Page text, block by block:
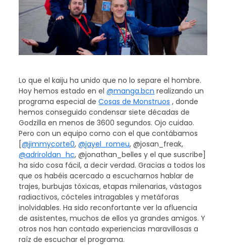
Lo que el kaiju ha unido que no lo separe el hombre.
Hoy hemos estado en el@manga.bcn realizando un
programa especial deCosas de Monstruos , donde
hemos conseguido condensar siete décadas de
Godzilla en menos de 3600 segundos. Ojo cuidao.
Pero con un equipo como con el que contábamos
[@jimmycorte0,@jayel_romeu, @josan_freak,
@adriroldan_hc, @jonathan_belles y el que suscribe]
ha sido cosa fácil, a decir verdad. Gracias a todos los
que os habéis acercado a escucharnos hablar de
trajes, burbujas tóxicas, etapas milenarias, vástagos
radiactivos, cócteles intragables y metáforas
inolvidables. Ha sido reconfortante ver la afluencia
de asistentes, muchos de ellos ya grandes amigos. Y
otros nos han contado experiencias maravillosas a
raíz de escuchar el programa.